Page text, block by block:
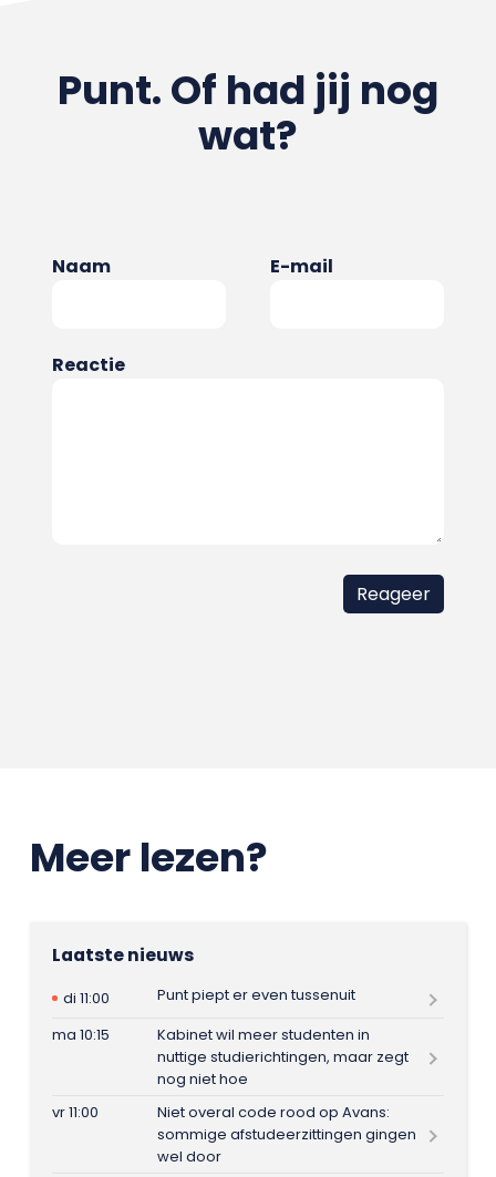
Punt. Of had jij nog
wat?
Naam E-mail
Reactie
Meer lezen?
Laatste nieuws
di 11:00
Punt piept er even tussenuit
ma 10:15
Kabinet wil meer studenten in
nuttige studierichtingen, maar zegt
nog niet hoe
vr 11:00
Niet overal code rood op Avans:
sommige afstudeerzittingen gingen
wel door